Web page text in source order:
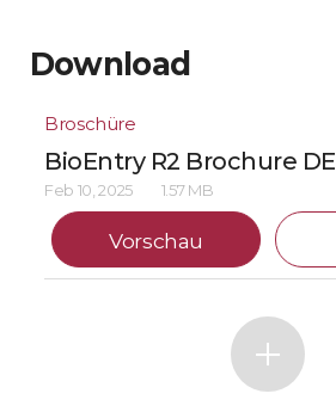
Download
Broschüre
BioEntry R2 Brochure DE
Feb 10, 2025 1.57 MB
Vorschau